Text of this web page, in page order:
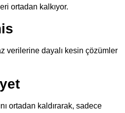
ortadan kalkıyor.
verilerine dayalı kesin çözümler
ortadan kaldırarak, sadece